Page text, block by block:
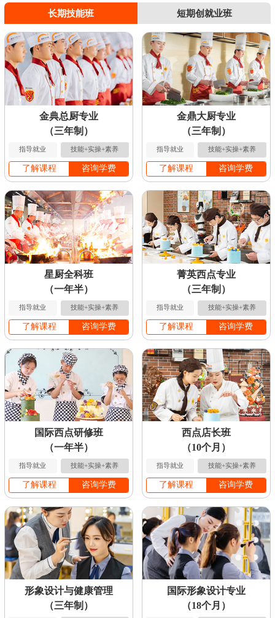
长期技能班 短期创就业班
金典总厨专业
（三年制）
指导就业 技能+实操+素养
了解课程 咨询学费
金鼎大厨专业
（三年制）
指导就业 技能+实操+素养
了解课程 咨询学费
星厨全科班
（一年半）
指导就业 技能+实操+素养
了解课程 咨询学费
菁英西点专业
（三年制）
指导就业 技能+实操+素养
了解课程 咨询学费
国际西点研修班
（一年半）
指导就业 技能+实操+素养
了解课程 咨询学费
西点店长班
（10个月）
指导就业 技能+实操+素养
了解课程 咨询学费
形象设计与健康管理
（三年制）
国际形象设计专业
（18个月）